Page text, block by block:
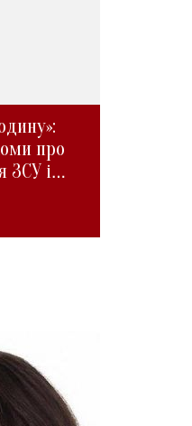
про
ЗСУ і